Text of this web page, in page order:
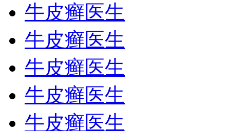
牛皮癣医生
牛皮癣医生
牛皮癣医生
牛皮癣医生
牛皮癣医生